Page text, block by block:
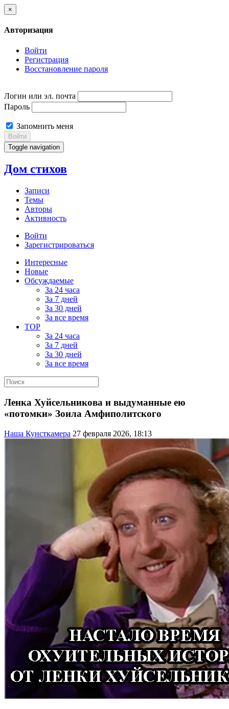
×
Авторизация
Войти
Регистрация
Восстановление пароля
Логин или эл. почта
Пароль
Запомнить меня
Войти
Toggle navigation
Дом стихов
Записи
Темы
Авторы
Активность
Войти
Зарегистрироваться
Интересные
Новые
Обсуждаемые
За 24 часа
За 7 дней
За 30 дней
За все время
TOP
За 24 часа
За 7 дней
За 30 дней
За все время
Ленка Хуйсельникова и выдуманные ею
«потомки» Зоила Амфиполитского
Наша Кунсткамера 27 февраля 2026, 18:13